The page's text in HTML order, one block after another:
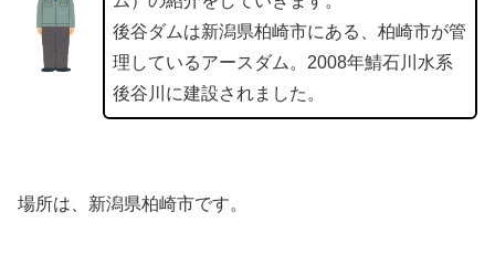
後谷ダムは新潟県柏崎市にある、柏崎市が管
理しているアースダム。2008年鯖石川水系
後谷川に建設されました。
場所は、新潟県柏崎市です。